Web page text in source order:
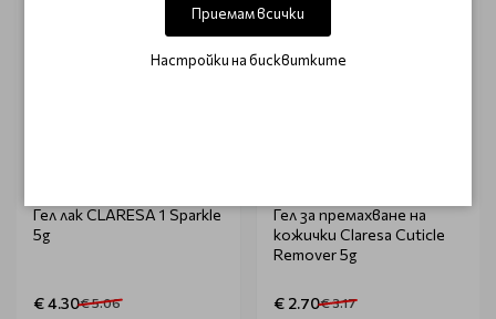
Гел лак CLARESA 1 Sparkle
5g
€ 4.30€ 5.06
Гел за премахване на
кожички Claresa Cuticle
Remover 5g
€ 2.70€ 3.17
Приемам всички
Настройки на бисквитките